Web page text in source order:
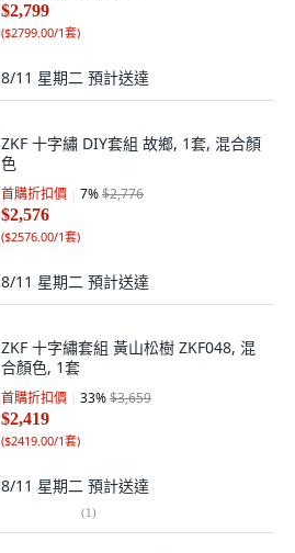
$2,799
($2799.00/1套)
8/11 星期二 預計送達
ZKF 十字繡 DIY套組 故鄉, 1套, 混合顏
色
首購折扣價 7%$2,776
$2,576
($2576.00/1套)
8/11 星期二 預計送達
ZKF 十字繡套組 黃山松樹 ZKF048, 混
合顏色, 1套
首購折扣價 33%$3,659
$2,419
($2419.00/1套)
8/11 星期二 預計送達
(1)